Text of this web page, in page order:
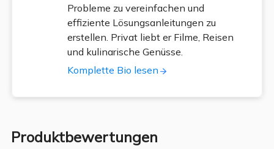
Probleme zu vereinfachen und
effiziente Lösungsanleitungen zu
erstellen. Privat liebt er Filme, Reisen
und kulinarische Genüsse.
Komplette Bio lesen
Produktbewertungen